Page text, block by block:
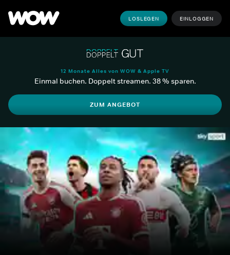
LOSLEGEN EINLOGGEN
12 Monate Alles von WOW & Apple TV
Einmal buchen. Doppelt streamen. 38 % sparen.
ZUM ANGEBOT